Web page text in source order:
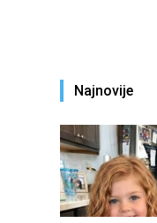
Najnovije